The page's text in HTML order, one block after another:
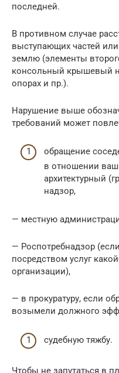
последней.
В противном случае
выступающих частей
землю (элементы
консольный крышевый
опорах и пр.).
Нарушение выше
требований может
обращение
в отношении
архитектурный
надзор,
— местную
— Роспотребнадзор
посредством услуг
организации),
— в прокуратуру, если
возымели должного
судебную тяжбу.
Чтобы не запутаться в